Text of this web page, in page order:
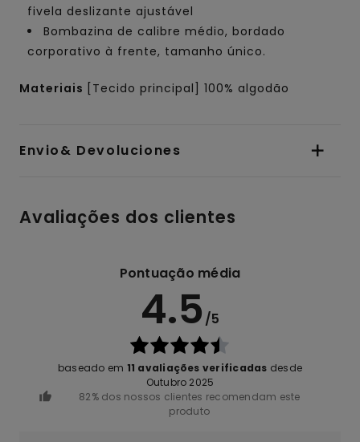
fivela deslizante ajustável
Bombazina de calibre médio, bordado
corporativo à frente, tamanho único.
Materiais [Tecido principal] 100% algodão
Envio& Devoluciones
Avaliações dos clientes
Pontuação média
4.5 /5
baseado em 11 avaliações verificadas desde
Outubro 2025
82% dos nossos clientes recomendam este
produto